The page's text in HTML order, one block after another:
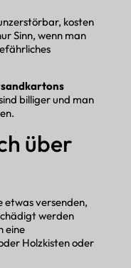
kosten
Sinn, wenn man
billiger und man
über
etwas versenden,
werden
eine
Holzkisten oder